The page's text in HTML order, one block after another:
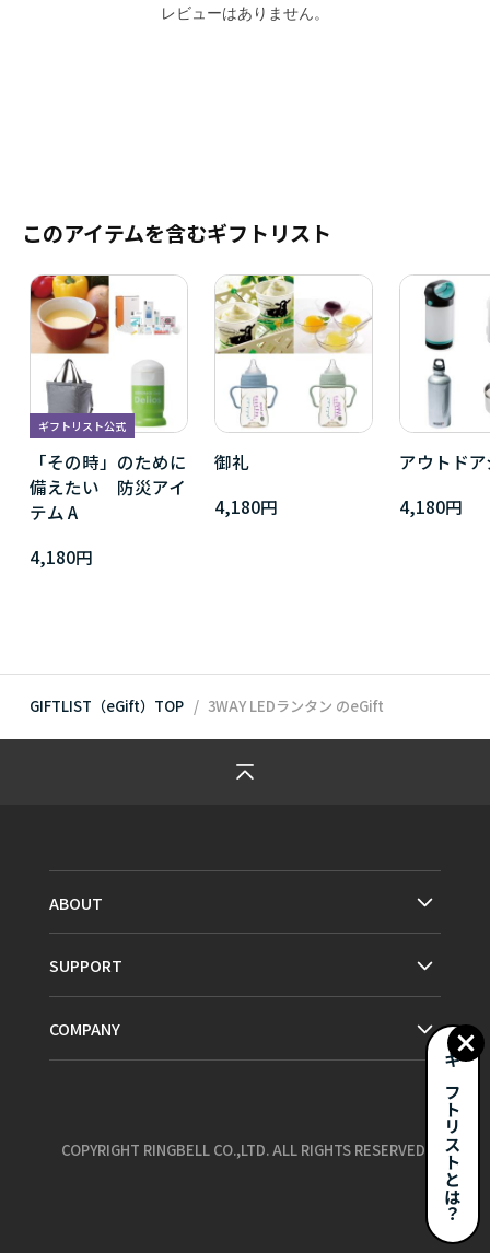
レビューはありません。
このアイテムを含むギフトリスト
ギフトリスト公式
「その時」のために
備えたい 防災アイ
テム A
4,180円
御礼
4,180円
アウトド
4,180円
GIFTLIST（eGift）TOP 3WAY LEDランタン のeGift
ギフトリストとは？
ABOUT
SUPPORT
COMPANY
COPYRIGHT RINGBELL CO.,LTD. ALL RIGHTS RESERVED.